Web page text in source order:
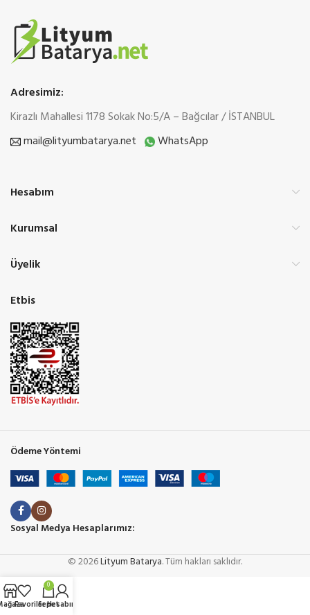
Adresimiz:
Kirazlı Mahallesi 1178 Sokak No:5/A – Bağcılar / İSTANBUL
mail@lityumbatarya.net
WhatsApp
Hesabım
Kurumsal
Üyelik
Etbis
Ödeme Yöntemi
Sosyal Medya Hesaplarımız:
© 2026Lityum Batarya. Tüm hakları saklıdır.
Favoriler
0
Sepet
Hesabım